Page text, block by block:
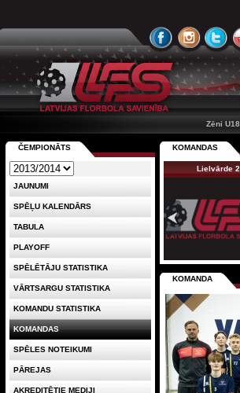
Zēni U18
KOMANDAS
Lielvārde 2
KOMANDA
ČEMPIONĀTS
JAUNUMI
SPĒĻU KALENDĀRS
TABULA
PLAYOFF
SPĒLĒTĀJU STATISTIKA
VĀRTSARGU STATISTIKA
KOMANDU STATISTIKA
KOMANDAS
SPĒLES NOTEIKUMI
PĀREJAS
AKREDITĒTIE MEDIJI